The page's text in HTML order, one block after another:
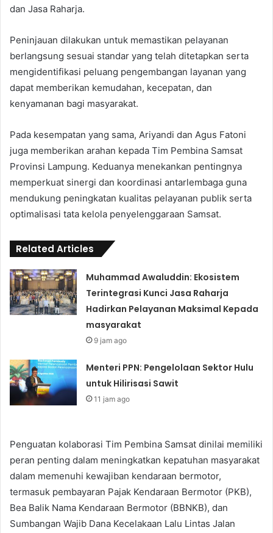
dan Jasa Raharja.
Peninjauan dilakukan untuk memastikan pelayanan
berlangsung sesuai standar yang telah ditetapkan serta
mengidentifikasi peluang pengembangan layanan yang
dapat memberikan kemudahan, kecepatan, dan
kenyamanan bagi masyarakat.
Pada kesempatan yang sama, Ariyandi dan Agus Fatoni
juga memberikan arahan kepada Tim Pembina Samsat
Provinsi Lampung. Keduanya menekankan pentingnya
memperkuat sinergi dan koordinasi antarlembaga guna
mendukung peningkatan kualitas pelayanan publik serta
optimalisasi tata kelola penyelenggaraan Samsat.
Related Articles
Muhammad Awaluddin: Ekosistem
Terintegrasi Kunci Jasa Raharja
Hadirkan Pelayanan Maksimal Kepada
masyarakat
9 jam ago
Menteri PPN: Pengelolaan Sektor Hulu
untuk Hilirisasi Sawit
11 jam ago
Penguatan kolaborasi Tim Pembina Samsat dinilai memiliki
peran penting dalam meningkatkan kepatuhan masyarakat
dalam memenuhi kewajiban kendaraan bermotor,
termasuk pembayaran Pajak Kendaraan Bermotor (PKB),
Bea Balik Nama Kendaraan Bermotor (BBNKB), dan
Sumbangan Wajib Dana Kecelakaan Lalu Lintas Jalan